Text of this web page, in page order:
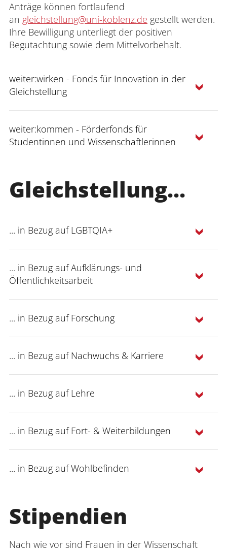
Anträge können fortlaufend
an gleichstellung@uni-koblenz.de gestellt werden.
Ihre Bewilligung unterliegt der positiven
Begutachtung sowie dem Mittelvorbehalt.
weiter:wirken - Fonds für Innovation in der
Gleichstellung
Handreichung
weiter:kommen - Förderfonds für
Studentinnen und Wissenschaftlerinnen
Voraussetzung
Antrag für Studentinnen
Antrag
Gleichstellung...
... in Bezug auf LGBTQIA+
... in Bezug auf Aufklärungs- und
Öffentlichkeitsarbeit
Aufklärungs- oder Öffentlichkeitsarbeit
... in Bezug auf Forschung
Forschung
... in Bezug auf Nachwuchs & Karriere
den Statista für 2019 ermittelt
Handlungsfeld Nachwuchs & Karriere
... in Bezug auf Lehre
Handlungsfeld Lehre
... in Bezug auf Fort- & Weiterbildungen
Handlungsfeld Fort- und
... in Bezug auf Wohlbefinden
Stipendien
Nach wie vor sind Frauen in der Wissenschaft